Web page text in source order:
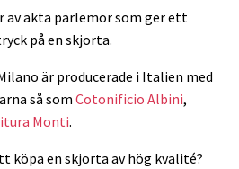
av äkta pärlemor som ger ett
på en skjorta.
är producerade i Italien med
så somCotonificio Albini,
Monti.
köpa en skjorta av hög kvalité?